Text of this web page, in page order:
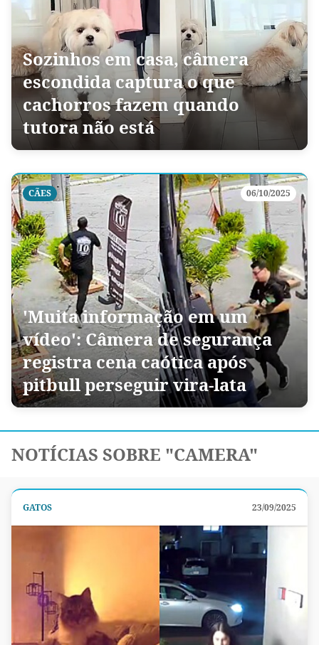
Sozinhos em casa, câmera
escondida captura o que
cachorros fazem quando
tutora não está
CÃES 06/10/2025
'Muita informação em um
vídeo': Câmera de segurança
registra cena caótica após
pitbull perseguir vira-lata
NOTÍCIAS SOBRE "CAMERA"
GATOS 23/09/2025